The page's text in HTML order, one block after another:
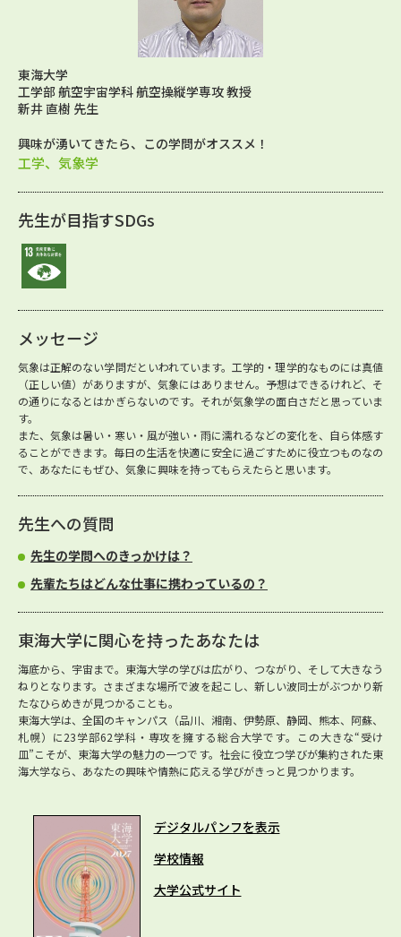
東海大学
工学部 航空宇宙学科 航空操縦学専攻 教授
新井 直樹 先生
興味が湧いてきたら、この学問がオススメ！
工学、気象学
先生が目指すSDGs
メッセージ
気象は正解のない学問だといわれています。工学的・理学的なものには真値
（正しい値）がありますが、気象にはありません。予想はできるけれど、そ
の通りになるとはかぎらないのです。それが気象学の面白さだと思っていま
す。
また、気象は暑い・寒い・風が強い・雨に濡れるなどの変化を、自ら体感す
ることができます。毎日の生活を快適に安全に過ごすために役立つものなの
で、あなたにもぜひ、気象に興味を持ってもらえたらと思います。
先生への質問
先生の学問へのきっかけは？
先輩たちはどんな仕事に携わっているの？
東海大学に関心を持ったあなたは
海底から、宇宙まで。東海大学の学びは広がり、つながり、そして大きなう
ねりとなります。さまざまな場所で波を起こし、新しい波同士がぶつかり新
たなひらめきが見つかることも。
東海大学は、全国のキャンパス（品川、湘南、伊勢原、静岡、熊本、阿蘇、
札幌）に23学部62学科・専攻を擁する総合大学です。この大きな“受け
皿”こそが、東海大学の魅力の一つです。社会に役立つ学びが集約された東
海大学なら、あなたの興味や情熱に応える学びがきっと見つかります。
デジタルパンフを表示
学校情報
大学公式サイト